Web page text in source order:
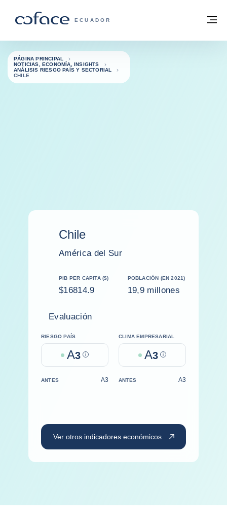
COFACE - FOR TRADE
ECUADOR
Volver a la página principal
PÁGINA PRINCIPAL
NOTICIAS, ECONOMÍA, INSIGHTS
ANÁLISIS RIESGO PAÍS Y SECTORIAL
CHILE
Chile
América del Sur
PIB PER CAPITA ($)
$16814.9
POBLACIÓN (EN 2021)
19,9 millones
Evaluación
RIESGO PAÍS
A3 Help
CLIMA EMPRESARIAL
A3 Help
ANTES A3 ANTES A3
Ver otros indicadores económicos